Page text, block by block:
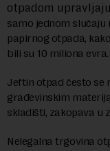
otpadom
samo jednom slučaju
papirnog otpada,
bili su 10 miliona evra.
Jeftin otpad često se
građevinskim
skladišti, zakopava u
Nelegalna trgovina